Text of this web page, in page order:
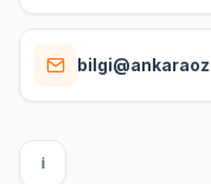
I